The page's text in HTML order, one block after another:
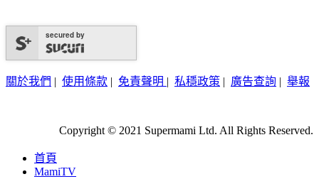
secured by
關於我們 | 使用條款 | 免責聲明 | 私穩政策 | 廣告查詢 | 舉報
Copyright © 2021 Supermami Ltd. All Rights Reserved.
首頁
MamiTV